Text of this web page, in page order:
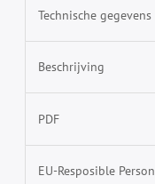
Technische gegevens
Beschrijving
PDF
EU-Resposible Person